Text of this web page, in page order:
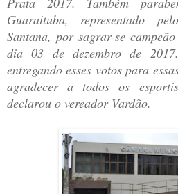
Guaraituba, representado
Santana, por sagrar-se
dia 03 de dezembro de
entregando esses votos para
agradecer a todos os
declarou o vereador Vardão.